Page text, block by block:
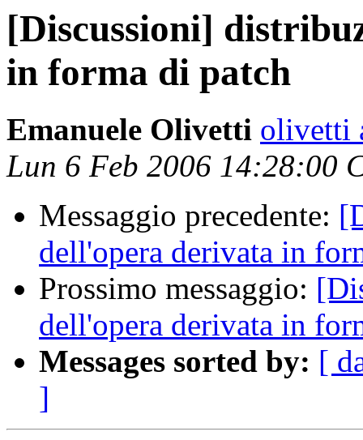
[Discussioni]
in forma di patch
Emanuele Olivetti olivetti
Lun 6 Feb 2006 14:28:00
Messaggio precedente:
dell'opera derivata in
Prossimo messaggio:
dell'opera derivata in
Messages sorted by: [
]